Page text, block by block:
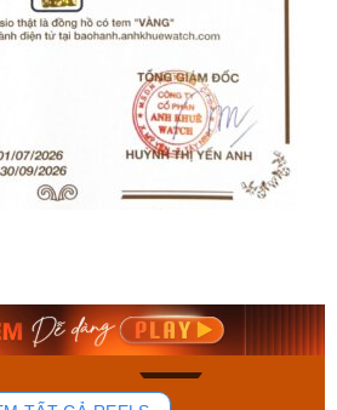
136
Mua ngay